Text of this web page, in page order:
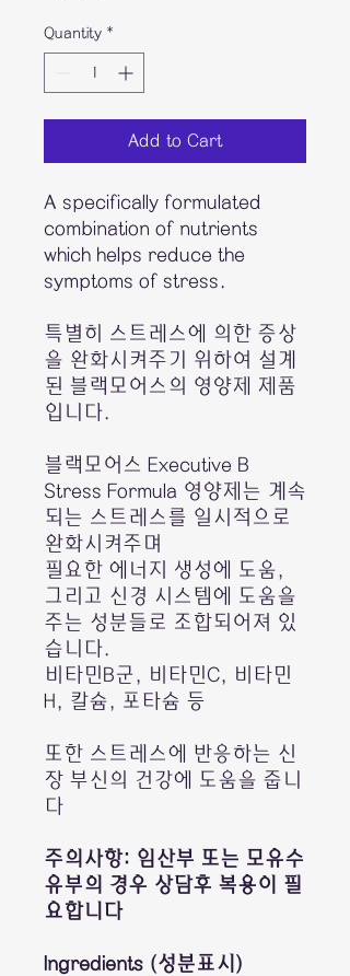
Quantity *
Add to Cart
A specifically formulated
combination of nutrients
which helps reduce the
symptoms of stress.
특별히 스트레스에 의한 증상
을 완화시켜주기 위하여 설계
된 블랙모어스의 영양제 제품
입니다.​
블랙모어스 Executive B
Stress Formula 영양제는 계속
되는 스트레스를 일시적으로
완화시켜주며
필요한 에너지 생성에 도움,
그리고 신경 시스템에 도움을
주는 성분들로 조합되어져 있
습니다.
비타민B군, 비타민C, 비타민
H, 칼슘, 포타슘 등
또한 스트레스에 반응하는 신
장 부신의 건강에 도움을 줍니
다
주의사항: 임산부 또는 모유수
유부의 경우 상담후 복용이 필
요합니다
Ingredients (성분표시)